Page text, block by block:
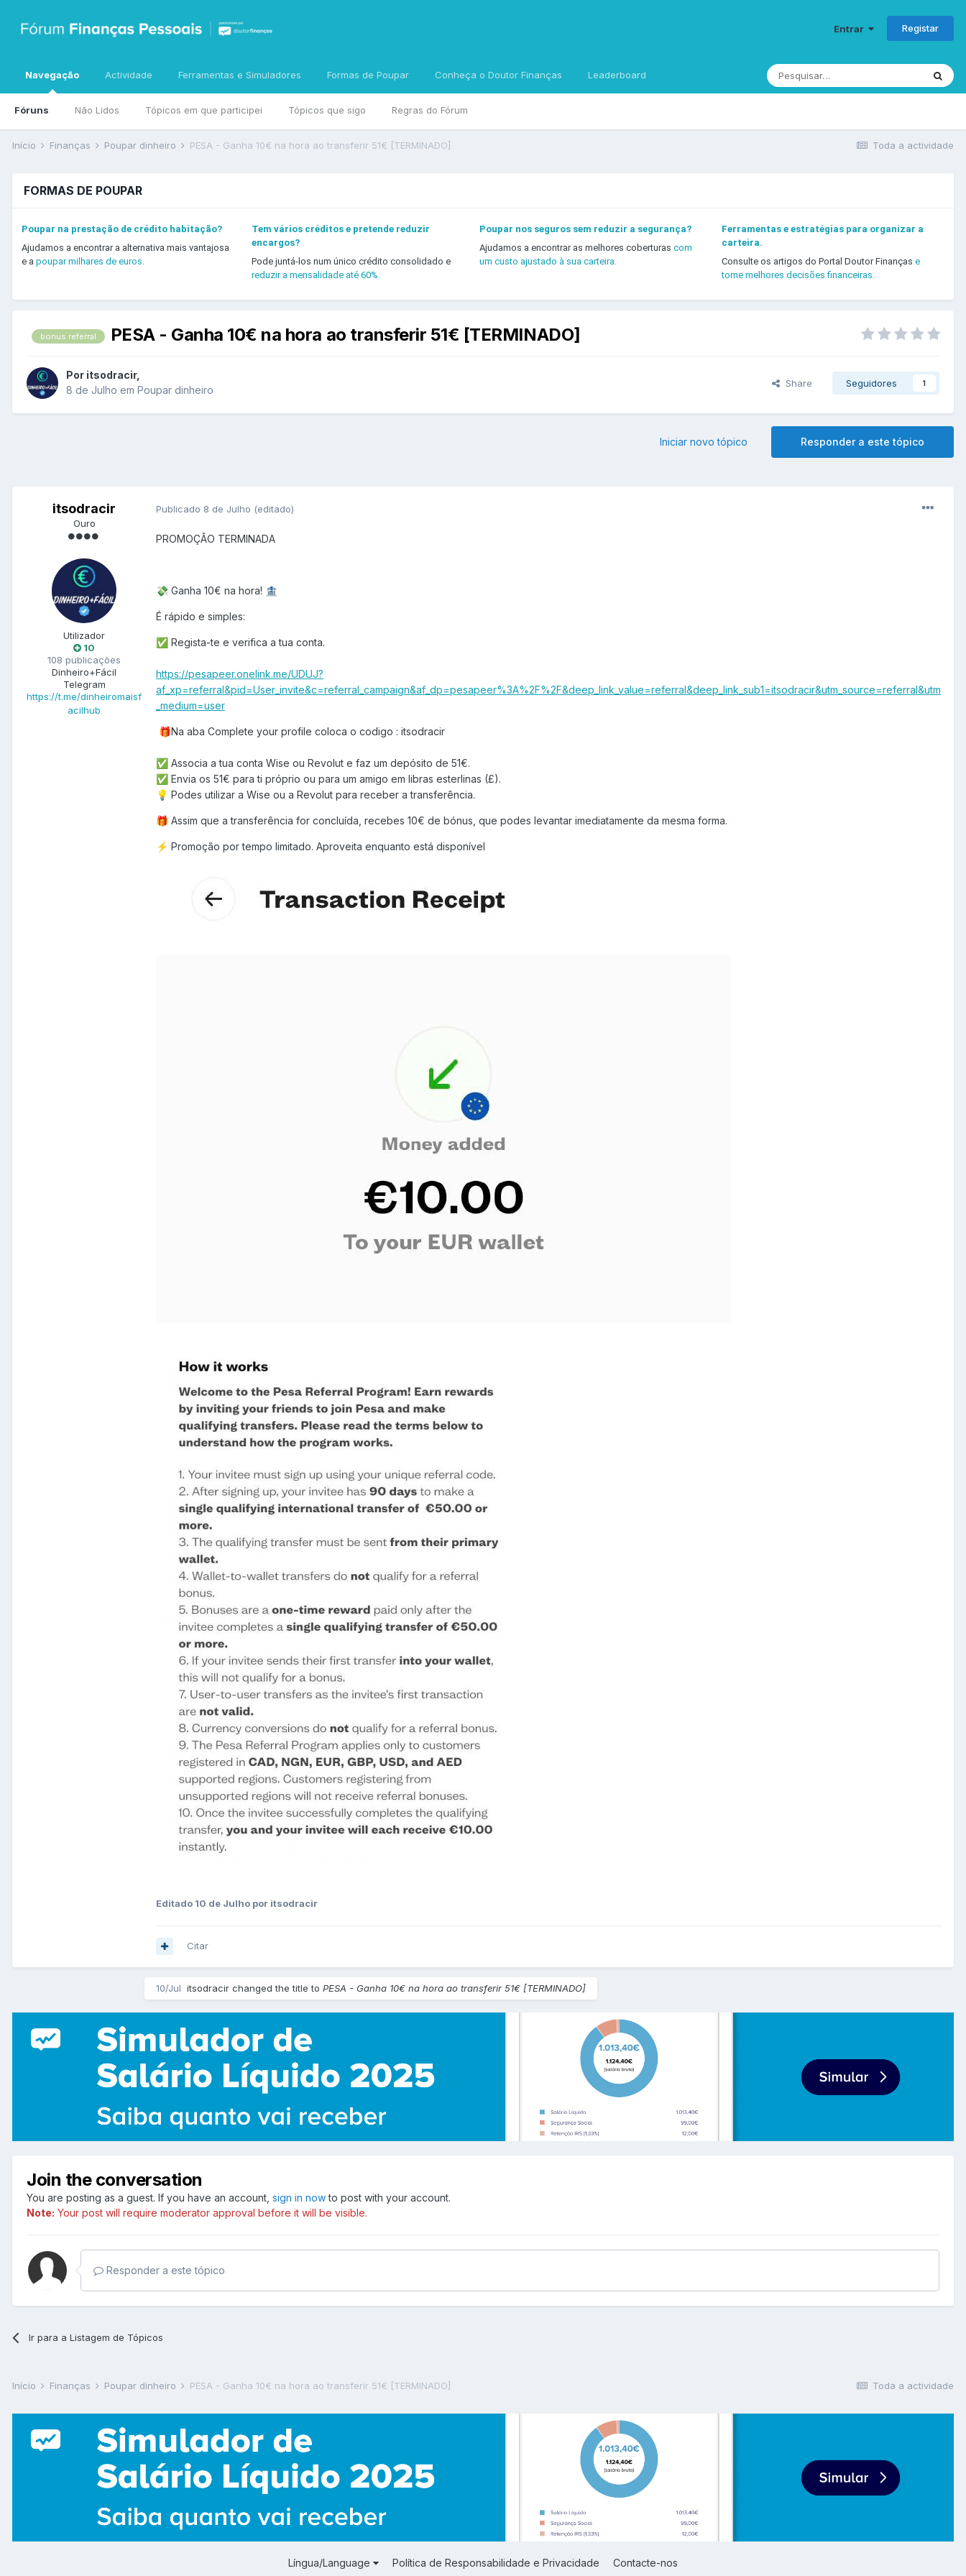
Entrar Registar
Navegação
Fóruns Não Lidos Tópicos em que participei Tópicos que sigo Regras do Fórum
Actividade Ferramentas e Simuladores Formas de Poupar Conheça o Doutor Finanças Leaderboard
Toda a actividade
Início Finanças Poupar dinheiro PESA - Ganha 10€ na hora ao transferir 51€ [TERMINADO]
FORMAS DE POUPAR
Poupar na prestação de crédito habitação?
Ajudamos a encontrar a alternativa mais vantajosa
e a poupar milhares de euros.
Tem vários créditos e pretende reduzir
encargos?
Pode juntá-los num único crédito consolidado e
reduzir a mensalidade até 60%.
Poupar nos seguros sem reduzir a segurança?
Ajudamos a encontrar as melhores coberturascom
um custo ajustado à sua carteira.
Ferramentas e estratégias para organizar a
carteira.
Consulte os artigos do Portal Doutor Finanças e
tome melhores decisões financeiras.
bonus referral PESA - Ganha 10€ na hora ao transferir 51€ [TERMINADO]
Por itsodracir,
8 de Julho em Poupar dinheiro
Share Seguidores 1
Responder a este tópico
Iniciar novo tópico
itsodracir
Ouro
Utilizador
10
108 publicações
Dinheiro+Fácil
Telegram
https://t.me/dinheiromaisf
acilhub
Publicado 8 de Julho (editado)
PROMOÇÃO TERMINADA
💸 Ganha 10€ na hora! 🏦
É rápido e simples:
✅ Regista-te e verifica a tua conta.
https://pesapeer.onelink.me/UDUJ?
af_xp=referral&pid=User_invite&c=referral_campaign&af_dp=pesapeer%3A%2F%2F&deep_link_value=referral&deep_link_sub1=itsodracir&utm_source=referral&utm
_medium=user
🎁Na aba Complete your profile coloca o codigo : itsodracir
✅ Associa a tua conta Wise ou Revolut e faz um depósito de 51€.
✅ Envia os 51€ para ti próprio ou para um amigo em libras esterlinas (£).
💡 Podes utilizar a Wise ou a Revolut para receber a transferência.
🎁 Assim que a transferência for concluída, recebes 10€ de bónus, que podes levantar imediatamente da mesma forma.
⚡ Promoção por tempo limitado. Aproveita enquanto está disponível
Editado 10 de Julho por itsodracir
Citar
10/Jul itsodracir changed the title to PESA - Ganha 10€ na hora ao transferir 51€ [TERMINADO]
Join the conversation
You are posting as a guest. If you have an account, sign in nowto post with your account.
Note: Your post will require moderator approval before it will be visible.
Responder a este tópico
Ir para a Listagem de Tópicos
Toda a actividade
Início Finanças Poupar dinheiro PESA - Ganha 10€ na hora ao transferir 51€ [TERMINADO]
Língua/Language Política de Responsabilidade e Privacidade Contacte-nos